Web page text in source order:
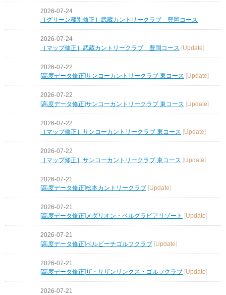
2026-07-24
［グリーン種別修正］武蔵カントリークラブ 豊岡コース
2026-07-24
［マップ修正］武蔵カントリークラブ 豊岡コース [Update]
2026-07-22
[高度データ修正]サンコーカントリークラブ 東コース [Update]
2026-07-22
[高度データ修正]サンコーカントリークラブ 東コース [Update]
2026-07-22
［マップ修正］サンコーカントリークラブ 東コース [Update]
2026-07-22
［マップ修正］サンコーカントリークラブ 東コース [Update]
2026-07-21
[高度データ修正]松本カントリークラブ [Update]
2026-07-21
[高度データ修正]メダリオン・ベルグラビアリゾート
Update
2026-07-21
[高度データ修正]ベルビーチゴルフクラブ [Update]
2026-07-21
[高度データ修正]ザ・サザンリンクス・ゴルフクラブ
Update
2026-07-21